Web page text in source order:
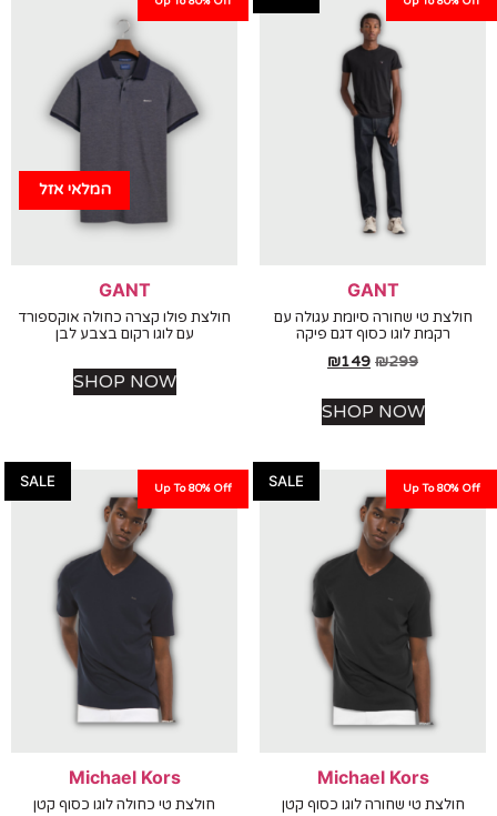
GANT
טי שחורה סיומת עגולה עם
רקמת לוגו כסוף דגם פיקה
₪
₪149
SHOP NOW
המלאי אזל
GANT
חולצת פולו קצרה כחולה אוקספורד
עם לוגו רקום בצבע לבן
SHOP NOW
Up To
Michael Kors
טי שחורה לוגו כסוף קטן
Up To 80% Off
Michael Kors
חולצת טי כחולה לוגו כסוף קטן